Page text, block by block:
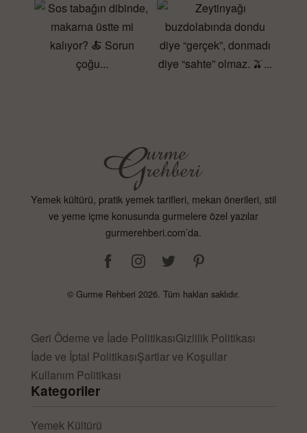
sayesinde kokteyllerinizi bir üst seviyeye taşıyın.
Misafirlerinizi etkileyin veya romantik bir akşam
yemeği hazırlayın – ev yapımı kokteyller hiç bu kadar
kolay olmamıştı. Profesyonel ipuçları ve tekniklerle
Gurme Rehberi’nde
Daha Fazlası Var
Gurme Rehberi sadece tariflerden ibaret değil. Diğer
kullanıcıların yorumlarını okuyun, tarifler hakkında
keşfedin ve sevdiklerinizi şımartın. Topluluğun bir
başkalarına ilham verin.
Gurme Rehberi ile
Kokteyl Dünyasını
Keşfedin
Yemek kültürü, pratik yemek tarifleri, mekan önerileri, stil
ve yeme içme konusunda gurmelere özel yazılar
gurmerehberi.com’da.
© Gurme Rehberi 2026. Tüm hakları saklıdır.
Geri Ödeme ve İade PolitikasıGizlilik Politikası
İade ve İptal PolitikasıŞartlar ve Koşullar
Kullanım Politikası
Kategoriler
Yemek Kültürü